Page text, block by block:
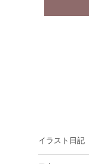
イラスト日記